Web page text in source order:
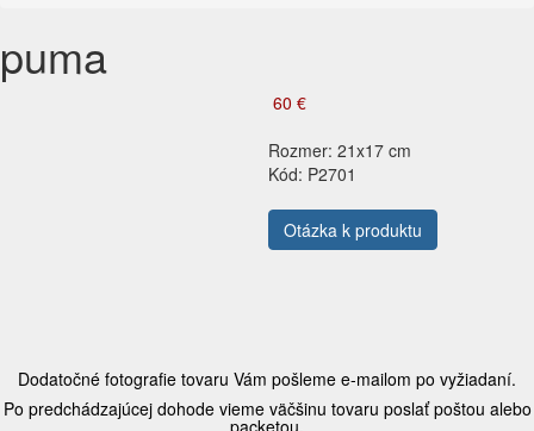
puma
60 €
Rozmer: 21x17 cm
Kód: P2701
Otázka k produktu
Dodatočné fotografie tovaru Vám pošleme e-mailom po vyžiadaní.
Po predchádzajúcej dohode vieme väčšinu tovaru poslať poštou alebo
packetou.